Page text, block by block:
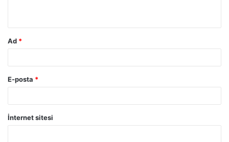
Ad *
E-posta *
İnternet sitesi